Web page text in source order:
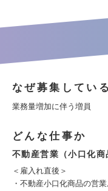
なぜ募集してい
業務量増加に伴う増員
どんな仕事か
不動産営業（小口化商
＜雇入れ直後＞
・不動産小口化商品の営